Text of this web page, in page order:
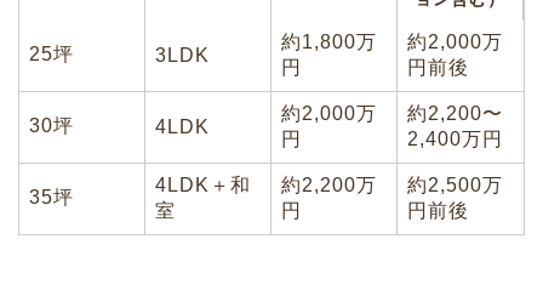
25坪 3LDK
約1,800万
円
約2,000万
円前後
30坪 4LDK
約2,000万
円
約2,200〜
2,400万円
35坪
4LDK＋和
室
約2,200万
円
約2,500万
円前後